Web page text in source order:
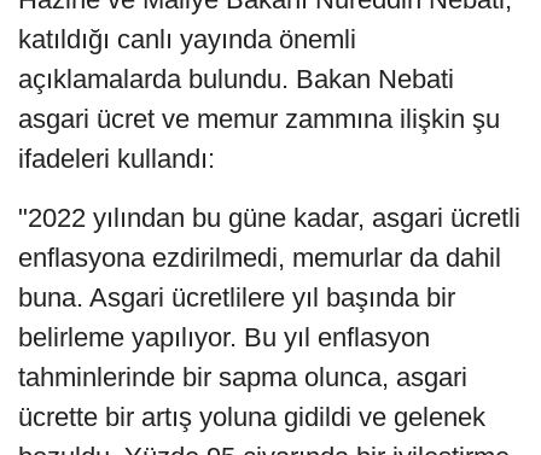
katıldığı canlı yayında önemli
açıklamalarda bulundu. Bakan Nebati
asgari ücret ve memur zammına ilişkin şu
ifadeleri kullandı:
"2022 yılından bu güne kadar, asgari ücretli
enflasyona ezdirilmedi, memurlar da dahil
buna. Asgari ücretlilere yıl başında bir
belirleme yapılıyor. Bu yıl enflasyon
tahminlerinde bir sapma olunca, asgari
ücrette bir artış yoluna gidildi ve gelenek